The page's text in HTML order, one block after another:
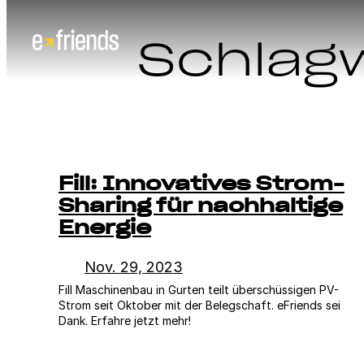
Zum
Fill: Innovatives Strom-
Sharing für nachhaltige
Energie
Nov. 29, 2023
Fill Maschinenbau in Gurten teilt überschüssigen PV-
Strom seit Oktober mit der Belegschaft. eFriends sei
Dank. Erfahre jetzt mehr!